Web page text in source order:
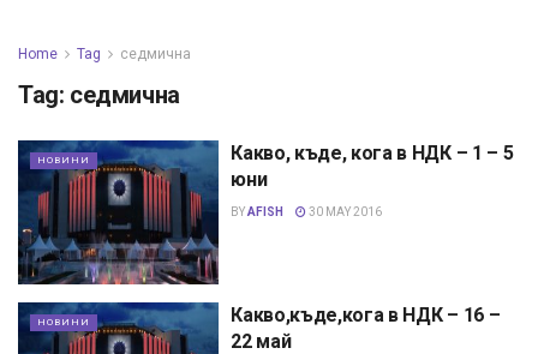
Home Tag седмична
Tag: седмична
НОВИНИ
Какво, къде, кога в НДК – 1 – 5
юни
BYAFISH 30 MAY 2016
НОВИНИ
Какво,къде,кога в НДК – 16 –
22 май